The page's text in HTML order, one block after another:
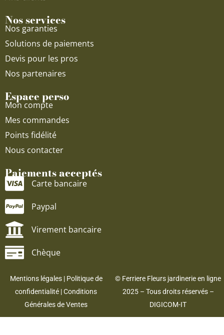
Nos services
Nos garanties
Solutions de paiements
Devis pour les pros
Nos partenaires
Espace perso
Mon compte
Mes commandes
Points fidélité
Nous contacter
Paiements acceptés
Carte bancaire
Paypal
Virement bancaire
Chèque
Mentions légales| Politique de
confidentialité |Conditions
Générales de Ventes
© Ferriere Fleurs jardinerie en ligne
2025 – Tous droits réservés –
DIGICOM-IT